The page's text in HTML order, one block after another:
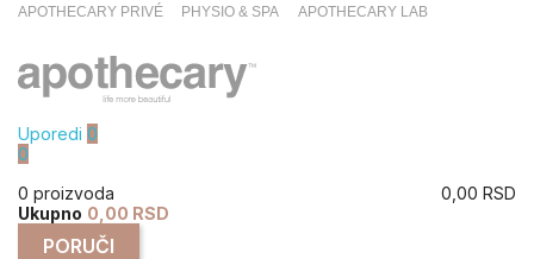
APOTHECARY PRIVÉ PHYSIO & SPA APOTHECARY LAB
Uporedi 0
0
0 proizvoda
0,00 RSD
Ukupno 0,00 RSD
PORUČI